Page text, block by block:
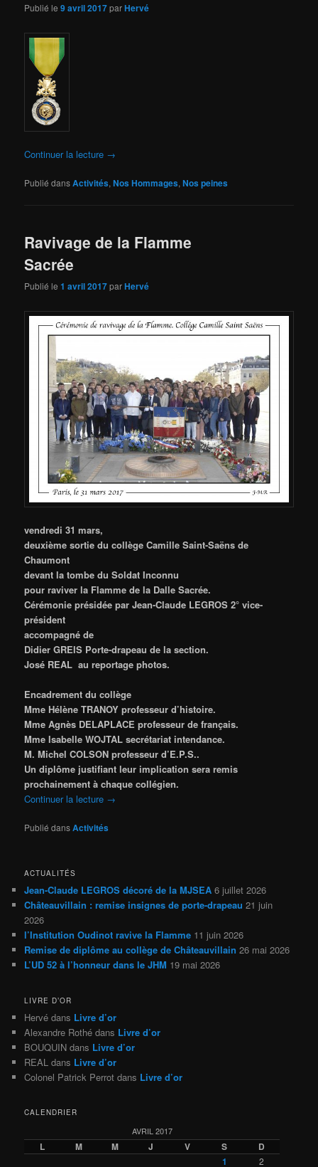
Publié le9 avril 2017parHervé
Continuer la lecture →
Publié dansActivités,Nos Hommages,Nos peines
Ravivage de la Flamme
Sacrée
Publié le1 avril 2017parHervé
vendredi 31 mars,
deuxième sortie du collège Camille Saint-Saëns de
Chaumont
devant la tombe du Soldat Inconnu
pour raviver la Flamme de la Dalle Sacrée.
Cérémonie présidée par Jean-Claude LEGROS 2° vice-
président
accompagné de
Didier GREIS Porte-drapeau de la section.
José REAL au reportage photos.
Encadrement du collège
Mme Hélène TRANOY professeur d’histoire.
Mme Agnès DELAPLACE professeur de français.
Mme Isabelle WOJTAL secrétariat intendance.
M. Michel COLSON professeur d’E.P.S..
Un diplôme justifiant leur implication sera remis
prochainement à chaque collégien.
Continuer la lecture →
Publié dansActivités
ACTUALITÉS
Jean-Claude LEGROS décoré de la MJSEA 6 juillet 2026
Châteauvillain : remise insignes de porte-drapeau 21 juin
2026
l’Institution Oudinot ravive la Flamme 11 juin 2026
Remise de diplôme au collège de Châteauvillain 26 mai 2026
L’UD 52 à l’honneur dans le JHM 19 mai 2026
LIVRE D’OR
Hervé dans Livre d’or
Alexandre Rothé dans Livre d’or
BOUQUIN dans Livre d’or
REAL dans Livre d’or
Colonel Patrick Perrot dans Livre d’or
CALENDRIER
AVRIL 2017
L M M J V S
D
1
2